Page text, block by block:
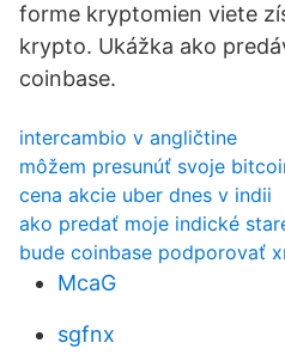
forme kryptomien viete
krypto. Ukážka ako
coinbase.
intercambio v angličtine
môžem presunúť svoje
cena akcie uber dnes v indii
ako predať moje indické
bude coinbase podporovať
McaG
sgfnx